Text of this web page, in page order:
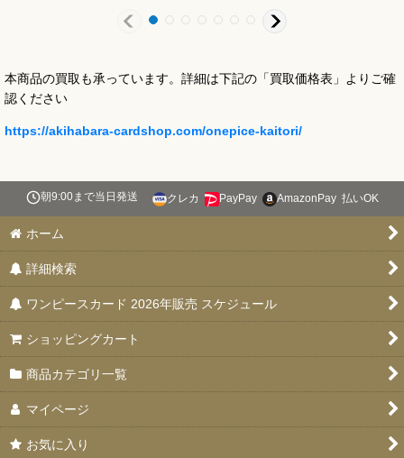
本商品の買取も承っています。詳細は下記の「買取価格表」よりご確
認ください
https://akihabara-cardshop.com/onepice-kaitori/
朝9:00まで当日発送 クレカ PayPay AmazonPay 払いOK
ホーム
詳細検索
ワンピースカード 2026年販売 スケジュール
ショッピングカート
商品カテゴリ一覧
マイページ
お気に入り